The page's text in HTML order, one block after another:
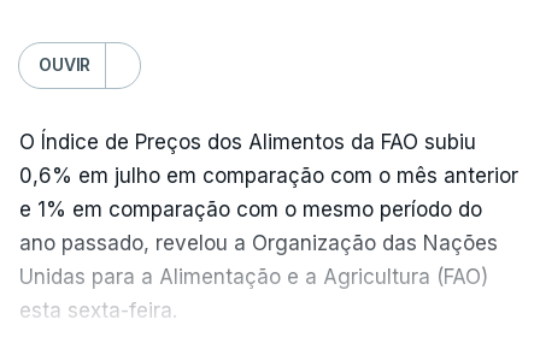
OUVIR
O Índice de Preços dos Alimentos da FAO subiu
0,6% em julho em comparação com o mês anterior
e 1% em comparação com o mesmo período do
ano passado, revelou a Organização das Nações
Unidas para a Alimentação e a Agricultura (FAO)
esta sexta-feira.